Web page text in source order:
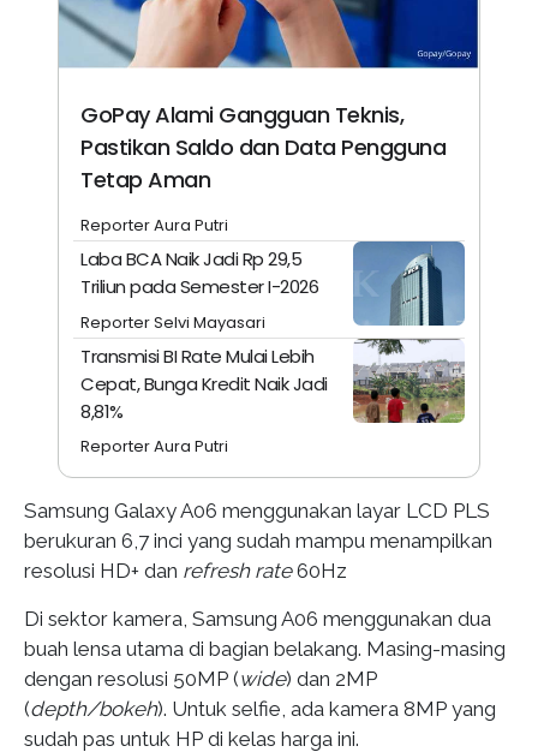
GoPay Alami Gangguan Teknis,
Pastikan Saldo dan Data Pengguna
Tetap Aman
Reporter Aura Putri
Laba BCA Naik Jadi Rp 29,5
Triliun pada Semester I-2026
Reporter Selvi Mayasari
Transmisi BI Rate Mulai Lebih
Cepat, Bunga Kredit Naik Jadi
8,81%
Reporter Aura Putri
Samsung Galaxy A06 menggunakan layar LCD PLS
berukuran 6,7 inci yang sudah mampu menampilkan
resolusi HD+ dan refresh rate60Hz
Di sektor kamera, Samsung A06 menggunakan dua
buah lensa utama di bagian belakang. Masing-masing
dengan resolusi 50MP (wide) dan 2MP
(depth/bokeh). Untuk selfie, ada kamera 8MP yang
sudah pas untuk HP di kelas harga ini.